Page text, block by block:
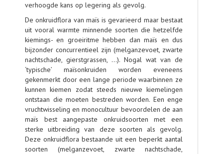
verhoogde kans op legering als gevolg.
De onkruidflora van maïs is gevarieerd maar bestaat
uit vooral warmte minnende soorten die hetzelfde
kiemings- en groeiritme hebben dan maïs en dus
bijzonder concurrentieel zijn (melganzevoet, zwarte
nachtschade, gierstgrassen, …). Nogal wat van de
‘typische’ maïsonkruiden worden eveneens
gekenmerkt door een lange periode waarbinnen ze
kunnen kiemen zodat steeds nieuwe kiemelingen
ontstaan die moeten bestreden worden. Een enge
vruchtwisseling en monocultuur bevoordelen de aan
maïs best aangepaste onkruidsoorten met een
sterke uitbreiding van deze soorten als gevolg.
Deze onkruidflora bestaande uit een beperkt aantal
soorten (melganzevoet, zwarte nachtschade,